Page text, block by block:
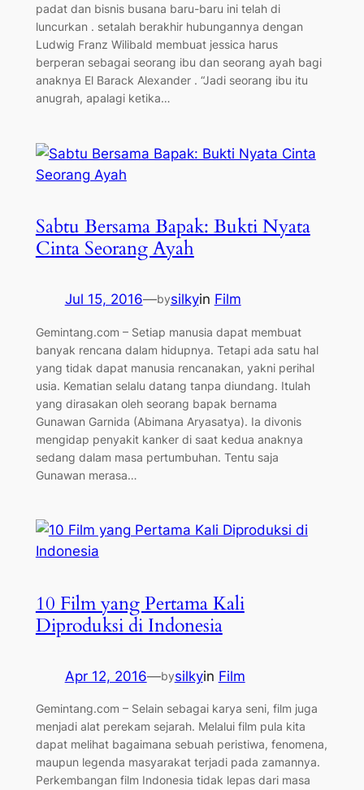
padat dan bisnis busana baru-baru ini telah di
luncurkan . setalah berakhir hubungannya dengan
Ludwig Franz Wilibald membuat jessica harus
berperan sebagai seorang ibu dan seorang ayah bagi
anaknya El Barack Alexander . “Jadi seorang ibu itu
anugrah, apalagi ketika…
Sabtu Bersama Bapak: Bukti Nyata
Cinta Seorang Ayah
Jul 15, 2016—bysilkyin Film
Gemintang.com – Setiap manusia dapat membuat
banyak rencana dalam hidupnya. Tetapi ada satu hal
yang tidak dapat manusia rencanakan, yakni perihal
usia. Kematian selalu datang tanpa diundang. Itulah
yang dirasakan oleh seorang bapak bernama
Gunawan Garnida (Abimana Aryasatya). Ia divonis
mengidap penyakit kanker di saat kedua anaknya
sedang dalam masa pertumbuhan. Tentu saja
Gunawan merasa…
10 Film yang Pertama Kali
Diproduksi di Indonesia
Apr 12, 2016—bysilkyin Film
Gemintang.com – Selain sebagai karya seni, film juga
menjadi alat perekam sejarah. Melalui film pula kita
dapat melihat bagaimana sebuah peristiwa, fenomena,
maupun legenda masyarakat terjadi pada zamannya.
Perkembangan film Indonesia tidak lepas dari masa